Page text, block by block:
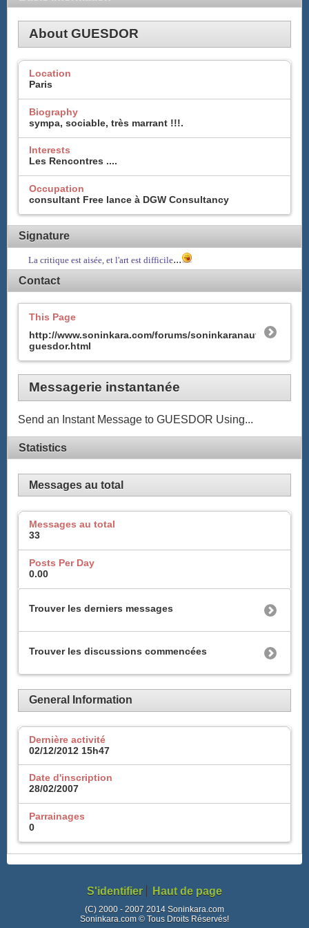
About GUESDOR
Location
Paris
Biography
sympa, sociable, très marrant !!!.
Interests
Les Rencontres ....
Occupation
consultant Free lance à DGW Consultancy
Signature
La critique est aisée, et l'art est difficile...
Contact
This Page
http://www.soninkara.com/forums/soninkaranaute-
guesdor.html
Messagerie instantanée
Send an Instant Message to GUESDOR Using...
Statistics
Messages au total
Messages au total
33
Posts Per Day
0.00
Trouver les derniers messages
Trouver les discussions commencées
General Information
Dernière activité
02/12/2012 15h47
Date d'inscription
28/02/2007
Parrainages
0
S'identifier Haut de page
(C) 2000 - 2007 2014 Soninkara.com
Soninkara.com © Tous Droits Réservés!